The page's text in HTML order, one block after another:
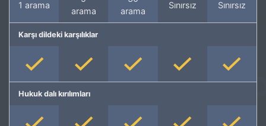
1 arama
arama
arama
Sınırsız Sınırsız
Karşı dildeki karşılıklar
Hukuk dalı kırılımları